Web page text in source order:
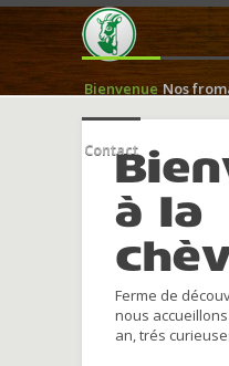
Bienvenue Nos
Contact
à la
Ferme de
nous
an, trés